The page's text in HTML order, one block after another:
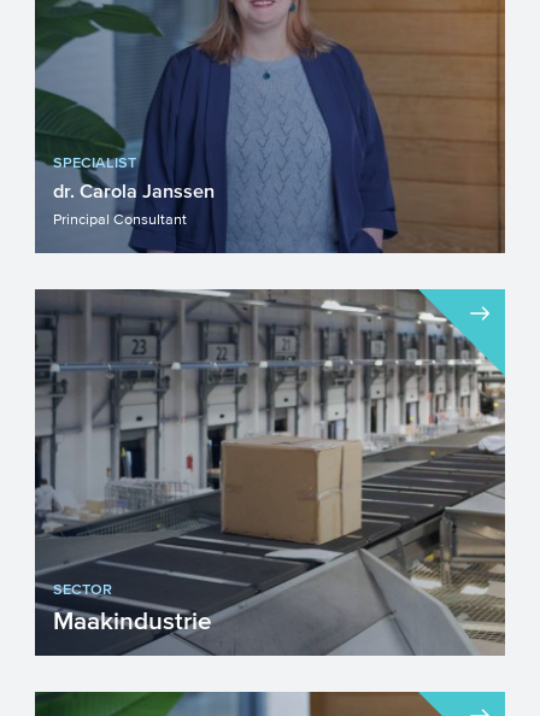
SPECIALIST
dr. Carola Janssen
Principal Consultant
SECTOR
Maakindustrie
De maakindustrie is dé industrie